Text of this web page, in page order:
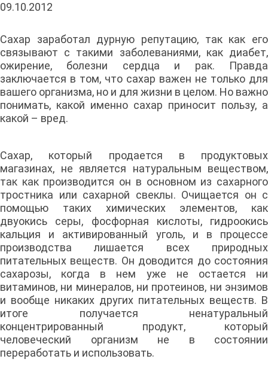
09.10.2012
Сахар заработал дурную репутацию, так как его
связывают с такими заболеваниями, как диабет,
ожирение, болезни сердца и рак. Правда
заключается в том, что сахар важен не только для
вашего организма, но и для жизни в целом. Но важно
понимать, какой именно сахар приносит пользу, а
какой – вред.
Сахар, который продается в продуктовых
магазинах, не является натуральным веществом,
так как производится он в основном из сахарного
тростника или сахарной свеклы. Очищается он с
помощью таких химических элементов, как
двуокись серы, фосфорная кислоты, гидроокись
кальция и активированный уголь, и в процессе
производства лишается всех природных
питательных веществ. Он доводится до состояния
сахарозы, когда в нем уже не остается ни
витаминов, ни минералов, ни протеинов, ни энзимов
и вообще никаких других питательных веществ. В
итоге получается ненатуральный
концентрированный продукт, который
человеческий организм не в состоянии
переработать и использовать.